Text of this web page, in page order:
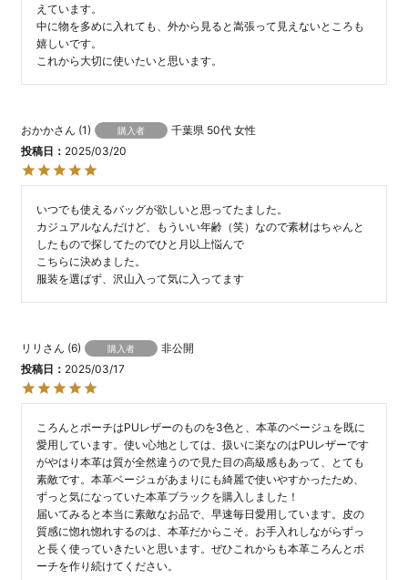
えています。
中に物を多めに入れても、外から見ると嵩張って見えないところも
嬉しいです。
これから大切に使いたいと思います。
おかか 1 購入者 千葉県 50代 女性
投稿日
2025/03/20
いつでも使えるバッグが欲しいと思ってたました。
カジュアルなんだけど、もういい年齢（笑）なので素材はちゃんと
したもので探してたのでひと月以上悩んで
こちらに決めました。
服装を選ばず、沢山入って気に入ってます
リリ 6 購入者
非公開
投稿日
2025/03/17
ころんとポーチはPUレザーのものを3色と、本革のベージュを既に
愛用しています。使い心地としては、扱いに楽なのはPUレザーです
がやはり本革は質が全然違うので見た目の高級感もあって、とても
素敵です。本革ベージュがあまりにも綺麗で使いやすかったため、
ずっと気になっていた本革ブラックを購入しました！
届いてみると本当に素敵なお品で、早速毎日愛用しています。皮の
質感に惚れ惚れするのは、本革だからこそ。お手入れしながらずっ
と長く使っていきたいと思います。ぜひこれからも本革ころんとポ
ーチを作り続けてください。